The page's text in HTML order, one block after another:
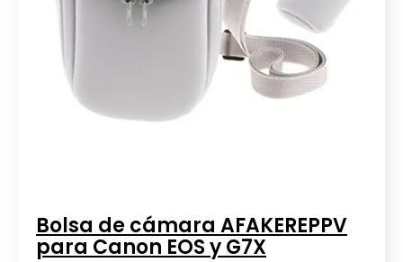
Bolsa de cámara AFAKEREPPV
para Canon EOS y G7X